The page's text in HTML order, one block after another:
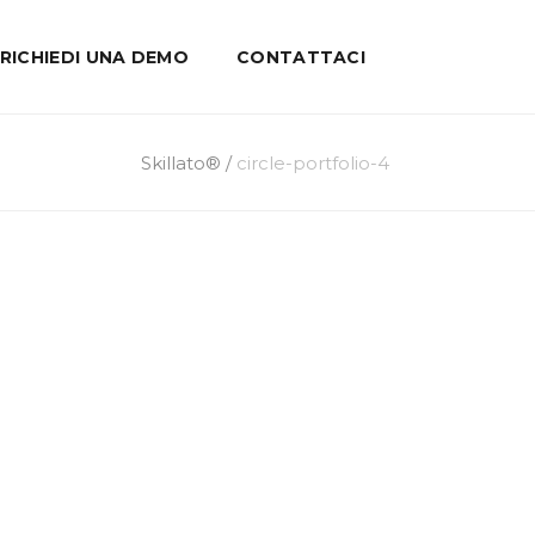
RICHIEDI UNA DEMO CONTATTACI
Skillato® / circle-portfolio-4